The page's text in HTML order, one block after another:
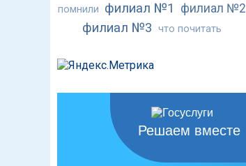
помнили филиал №1 филиал №2
филиал №3 что почитать
Решаем вместе